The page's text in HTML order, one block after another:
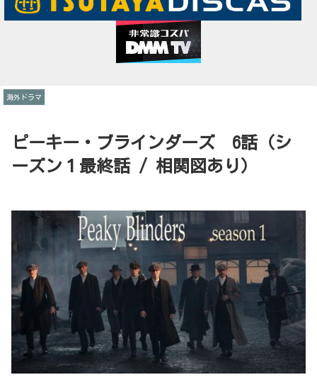
ピーキー・ブラインダーズ 6話（シ
ーズン１最終話 / 相関図あり）
海外ドラマ